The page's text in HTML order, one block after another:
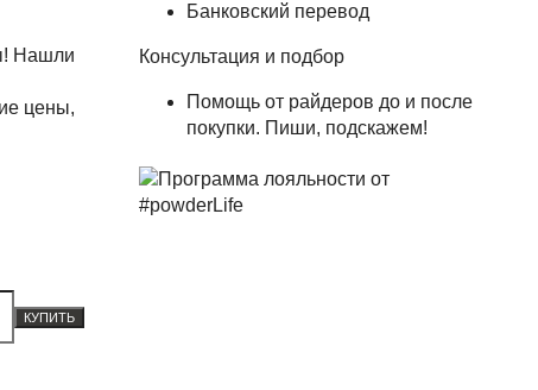
Нашли
цены,
КУПИТЬ
Банковский перевод
Консультация и подбор
Помощь от райдеров до и после
покупки. Пиши, подскажем!